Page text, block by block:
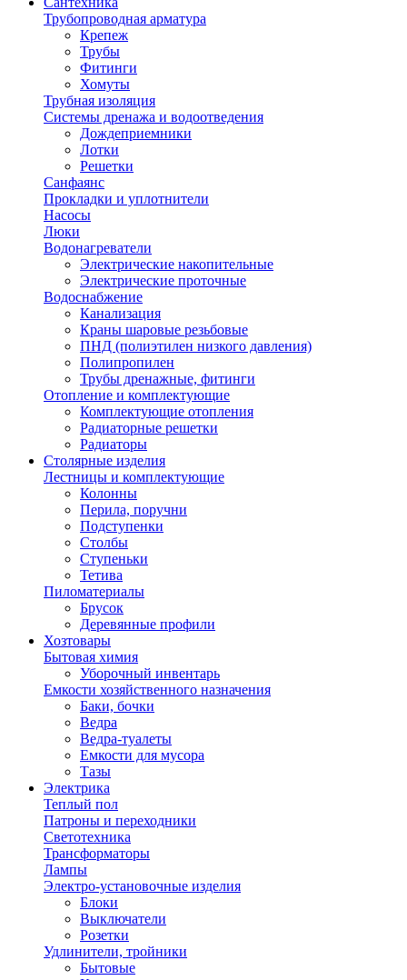
Трубопроводная арматура
Крепеж
Трубы
Фитинги
Хомуты
Трубная изоляция
Системы дренажа и водоотведения
Дождеприемники
Лотки
Решетки
Санфаянс
Прокладки и уплотнители
Насосы
Люки
Водонагреватели
Электрические накопительные
Электрические проточные
Водоснабжение
Канализация
Краны шаровые резьбовые
ПНД (полиэтилен низкого давления)
Полипропилен
Трубы дренажные, фитинги
Отопление и комплектующие
Комплектующие отопления
Радиаторные решетки
Радиаторы
Столярные изделия
Лестницы и комплектующие
Колонны
Перила, поручни
Подступенки
Столбы
Ступеньки
Тетива
Пиломатериалы
Брусок
Деревянные профили
Хозтовары
Бытовая химия
Уборочный инвентарь
Емкости хозяйственного назначения
Баки, бочки
Ведра
Ведра-туалеты
Емкости для мусора
Тазы
Электрика
Теплый пол
Патроны и переходники
Светотехника
Трансформаторы
Лампы
Электро-установочные изделия
Блоки
Выключатели
Розетки
Удлинители, тройники
Бытовые